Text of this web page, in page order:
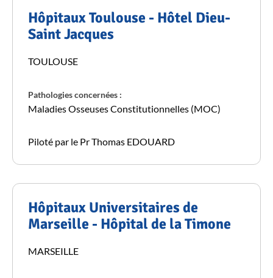
Hôpitaux Toulouse - Hôtel Dieu-
Saint Jacques
TOULOUSE
Pathologies concernées :
Maladies Osseuses Constitutionnelles (MOC)
Piloté par le Pr Thomas EDOUARD
Hôpitaux Universitaires de
Marseille - Hôpital de la Timone
MARSEILLE